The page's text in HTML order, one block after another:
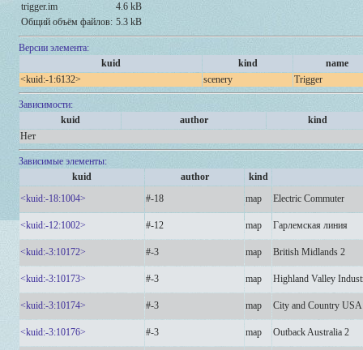
trigger.im
4.6 kB
Общий объём файлов: 5.3 kB
Версии элемента:
kuid
kind
name
<kuid:-1:6132>
scenery Trigger
Зависимости:
kuid
author
kind
Нет
Зависимые элементы:
kuid
author
kind
<kuid:-18:1004>
#-18 map Electric Commuter
<kuid:-12:1002> #-12 map Гарлемская линия
<kuid:-3:10172> #-3 map British Midlands 2
<kuid:-3:10173> #-3 map Highland Valley
<kuid:-3:10174> #-3 map City and Country USA
<kuid:-3:10176> #-3 map Outback Australia 2